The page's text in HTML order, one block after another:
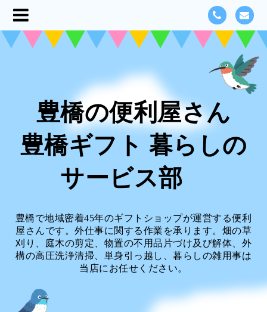
豊橋の便利屋さん
豊橋ギフト 暮らしの
サービス部
豊橋で地域密着45年のギフトショップが運営する便利
屋さんです。外仕事に関する作業を承ります。畑の草
刈り、庭木の剪定、物置の不用品片づけ及び解体、外
構の高圧洗浄清掃、単身引っ越し、暮らしの雑用事は
当店にお任せください。